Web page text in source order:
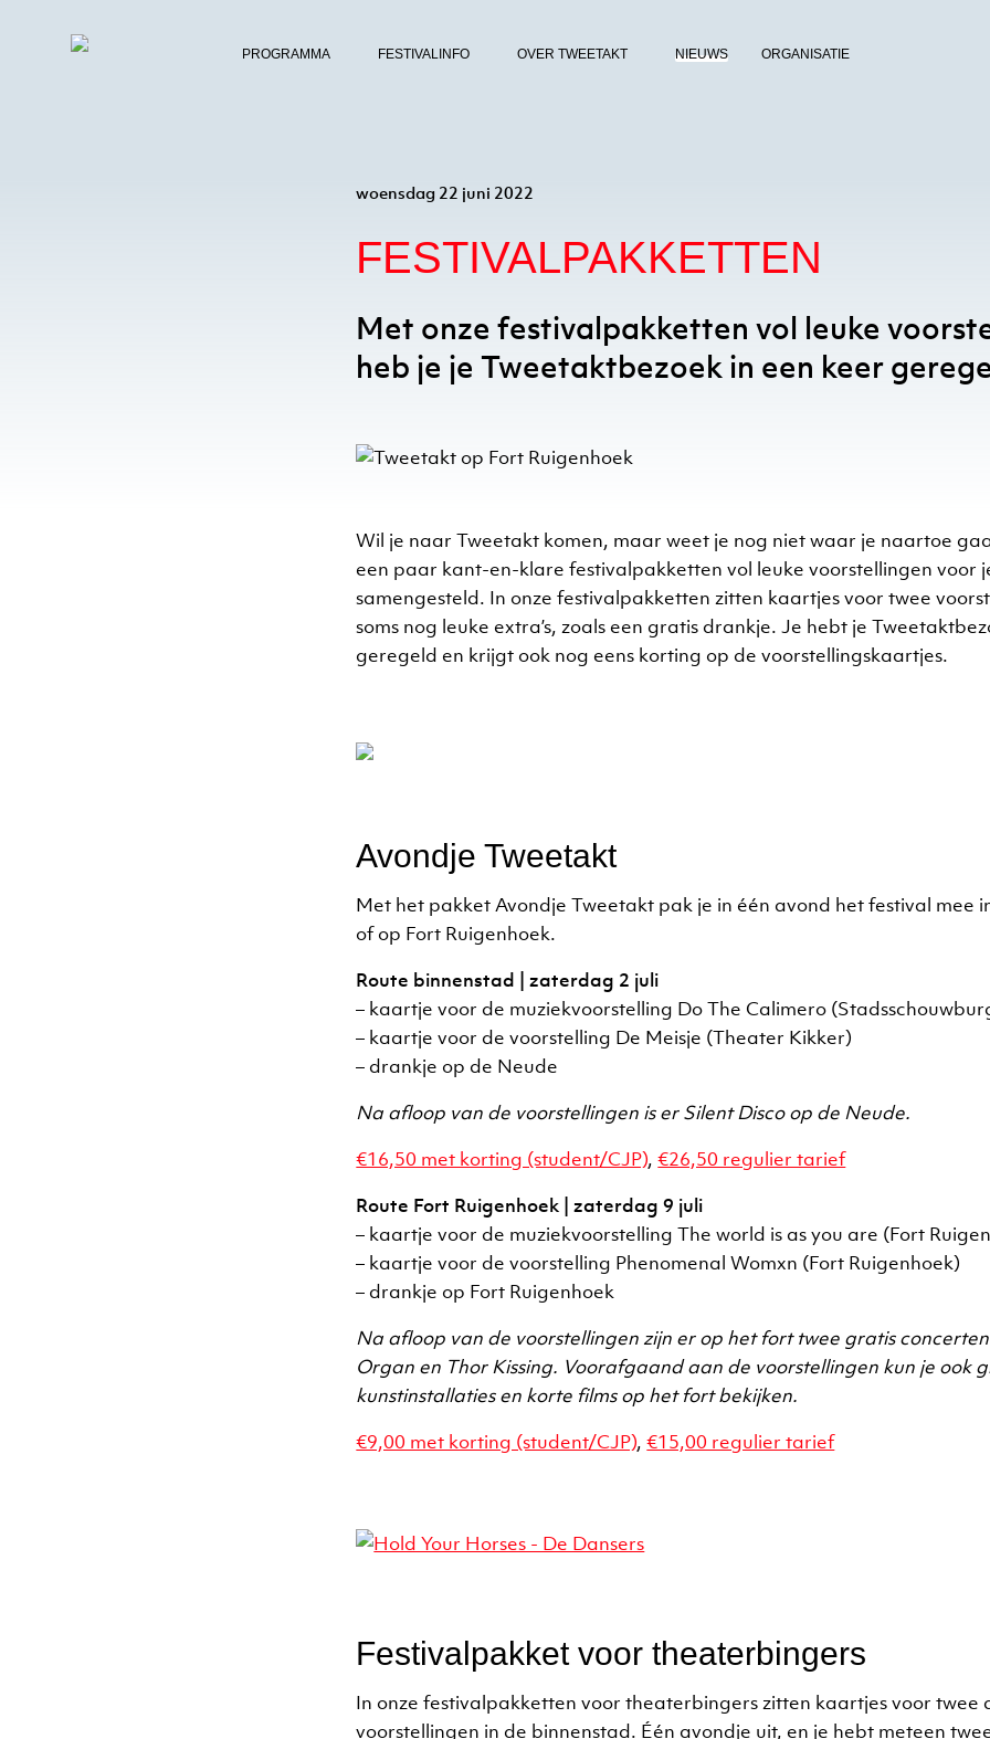
PROGRAMMA FESTIVALINFO OVER TWEETAKT NIEUWS
ORGANISATIE
woensdag 22 juni 2022
FESTIVALPAKKETTEN
Met onze festivalpakketten vol leuke
heb je je Tweetaktbezoek in een keer
Wil je naar Tweetakt komen, maar weet je nog niet waar je naartoe
een paar kant-en-klare festivalpakketten vol leuke voorstellingen voor
samengesteld. In onze festivalpakketten zitten kaartjes voor twee
soms nog leuke extra’s, zoals een gratis drankje. Je hebt je
geregeld en krijgt ook nog eens korting op de voorstellingskaartjes.
Avondje Tweetakt
Met het pakket Avondje Tweetakt pak je in één avond het festival mee
of op Fort Ruigenhoek.
Route binnenstad | zaterdag 2 juli
– kaartje voor de muziekvoorstelling Do The Calimero
– kaartje voor de voorstelling De Meisje (Theater Kikker)
– drankje op de Neude
Na afloop van de voorstellingen is er Silent Disco op de Neude.
€16,50 met korting (student/CJP),€26,50 regulier tarief
Route Fort Ruigenhoek | zaterdag 9 juli
– kaartje voor de muziekvoorstelling The world is as you are (Fort
– kaartje voor de voorstelling Phenomenal Womxn (Fort Ruigenhoek)
– drankje op Fort Ruigenhoek
Na afloop van de voorstellingen zijn er op het fort twee gratis
Organ en Thor Kissing. Voorafgaand aan de voorstellingen kun je ook
kunstinstallaties en korte films op het fort bekijken.
€9,00 met korting (student/CJP),€15,00 regulier tarief
Festivalpakket voor theaterbingers
In onze festivalpakketten voor theaterbingers zitten kaartjes voor twee
voorstellingen in de binnenstad. Één avondje uit, en je hebt meteen